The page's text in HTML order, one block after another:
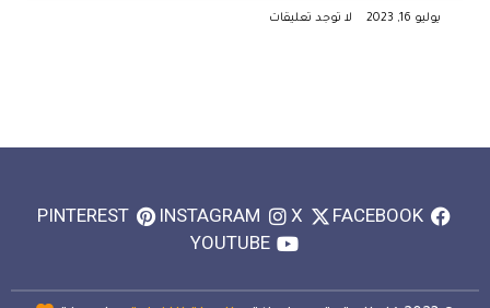
يوليو 16, 2023 لا توجد تعليقات
FACEBOOK
X
INSTAGRAM
PINTEREST
YOUTUBE